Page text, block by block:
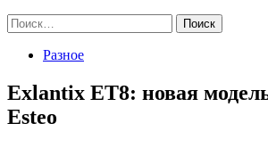
Найти:
Разное
Exlantix ET8: новая
Esteo